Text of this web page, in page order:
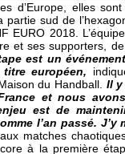
d’Europe, elles
sud de
EURO 2018.
et ses supporters,
est un
européen,
du Handball. Il y
et nous
est de
l’an passé. J’y
matches
à la première